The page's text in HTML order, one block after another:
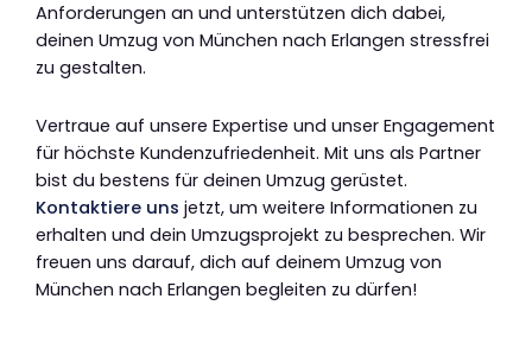
Anforderungen an und unterstützen dich dabei,
deinen Umzug von München nach Erlangen stressfrei
zu gestalten.
Vertraue auf unsere Expertise und unser Engagement
für höchste Kundenzufriedenheit. Mit uns als Partner
bist du bestens für deinen Umzug gerüstet.
Kontaktiere uns jetzt, um weitere Informationen zu
erhalten und dein Umzugsprojekt zu besprechen. Wir
freuen uns darauf, dich auf deinem Umzug von
München nach Erlangen begleiten zu dürfen!